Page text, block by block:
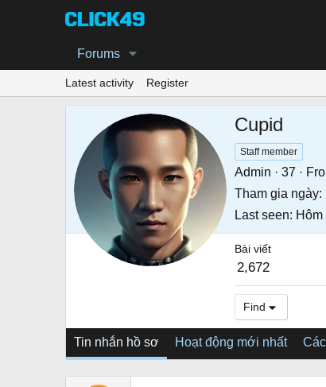
Forums
Latest activity Register
Cupid
Staff member
Admin · 37 ·
Tham gia ngày
Last seen
Bài viết
2,672
Find
Tin nhắn hồ sơ Hoạt động mới nhất